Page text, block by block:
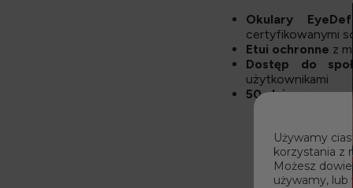
Okulary
certyfikowanymi
Etui ochronne z
Dostęp do
użytkownikami
50-dniową
Używamy
korzystania z
Możesz
używamy, lub